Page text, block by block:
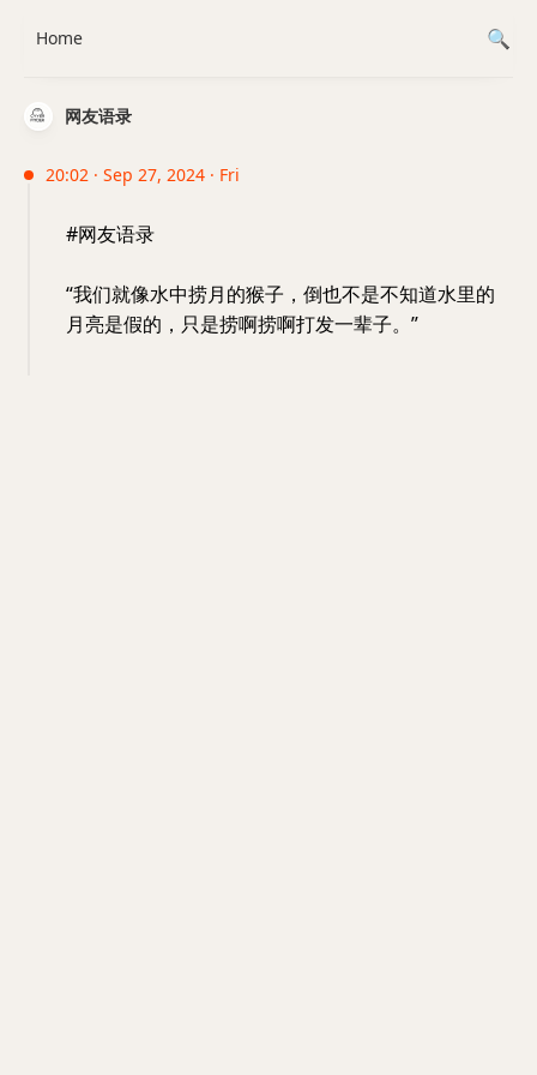
网友语录
20:02 · Sep 27, 2024 · Fri
#网友语录
“我们就像水中捞月的猴子，倒也不是不知道水里的
月亮是假的，只是捞啊捞啊打发一辈子。”
Home